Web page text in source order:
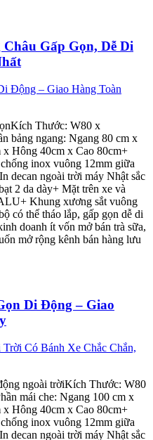
Gấp Gọn, Dễ Di
Thước: W80 x
bảng ngang: Ngang 80 cm x
x Hông 40cm x Cao 80cm+
inox vuông 12mm giữa
decan ngoài trời máy Nhật sắc
2 da dày+ Mặt trên xe và
Khung xương sắt vuông
có thể tháo lắp, gấp gọn dễ di
doanh ít vốn mở bán trà sữa,
mở rộng kênh bán hàng lưu
Di Động – Giao
ngoài trờiKích Thước: W80
mái che: Ngang 100 cm x
x Hông 40cm x Cao 80cm+
inox vuông 12mm giữa
decan ngoài trời máy Nhật sắc